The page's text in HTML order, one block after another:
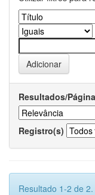
Resultados/Página
Registro(s)
Resultado 1-2 de 2.